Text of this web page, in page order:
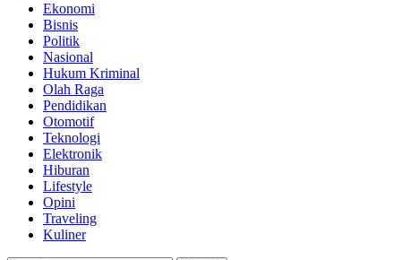
Ekonomi
Bisnis
Politik
Nasional
Hukum Kriminal
Olah Raga
Pendidikan
Otomotif
Teknologi
Elektronik
Hiburan
Lifestyle
Opini
Traveling
Kuliner